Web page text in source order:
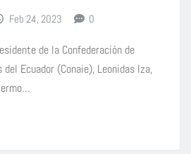
Feb 24, 2023 0
de la Confederación de
Ecuador (Conaie), Leonidas Iza,